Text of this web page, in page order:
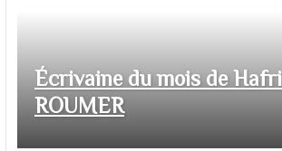
Écrivaine du mois de
ROUMER